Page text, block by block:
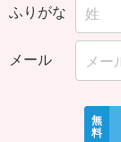
ふりがな
メール
無
料